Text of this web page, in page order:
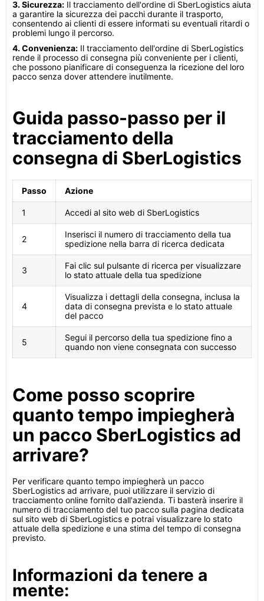
3. Sicurezza: Il tracciamento dell'ordine di SberLogistics aiuta
a garantire la sicurezza dei pacchi durante il trasporto,
consentendo ai clienti di essere informati su eventuali ritardi o
problemi lungo il percorso.
4. Convenienza: Il tracciamento dell'ordine di SberLogistics
rende il processo di consegna più conveniente per i clienti,
che possono pianificare di conseguenza la ricezione del loro
pacco senza dover attendere inutilmente.
Guida passo-passo per il
tracciamento della
consegna di SberLogistics
Passo Azione
1 Accedi al sito web di SberLogistics
2
Inserisci il numero di tracciamento della tua
spedizione nella barra di ricerca dedicata
3
Fai clic sul pulsante di ricerca per visualizzare
lo stato attuale della tua spedizione
4
Visualizza i dettagli della consegna, inclusa la
data di consegna prevista e lo stato attuale
del pacco
5
Segui il percorso della tua spedizione fino a
quando non viene consegnata con successo
Come posso scoprire
quanto tempo impiegherà
un pacco SberLogistics ad
arrivare?
Per verificare quanto tempo impiegherà un pacco
SberLogistics ad arrivare, puoi utilizzare il servizio di
tracciamento online fornito dall'azienda. Ti basterà inserire il
numero di tracciamento del tuo pacco sulla pagina dedicata
sul sito web di SberLogistics e potrai visualizzare lo stato
attuale della spedizione e una stima del tempo di consegna
previsto.
Informazioni da tenere a
mente: